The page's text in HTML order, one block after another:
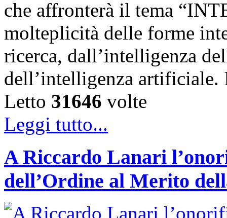
che affronterà il tema
molteplicità delle forme
ricerca, dall’intelligenza
dell’intelligenza
Letto 31646 volte
Leggi tutto...
A Riccardo Lanari
dell’Ordine al Merito